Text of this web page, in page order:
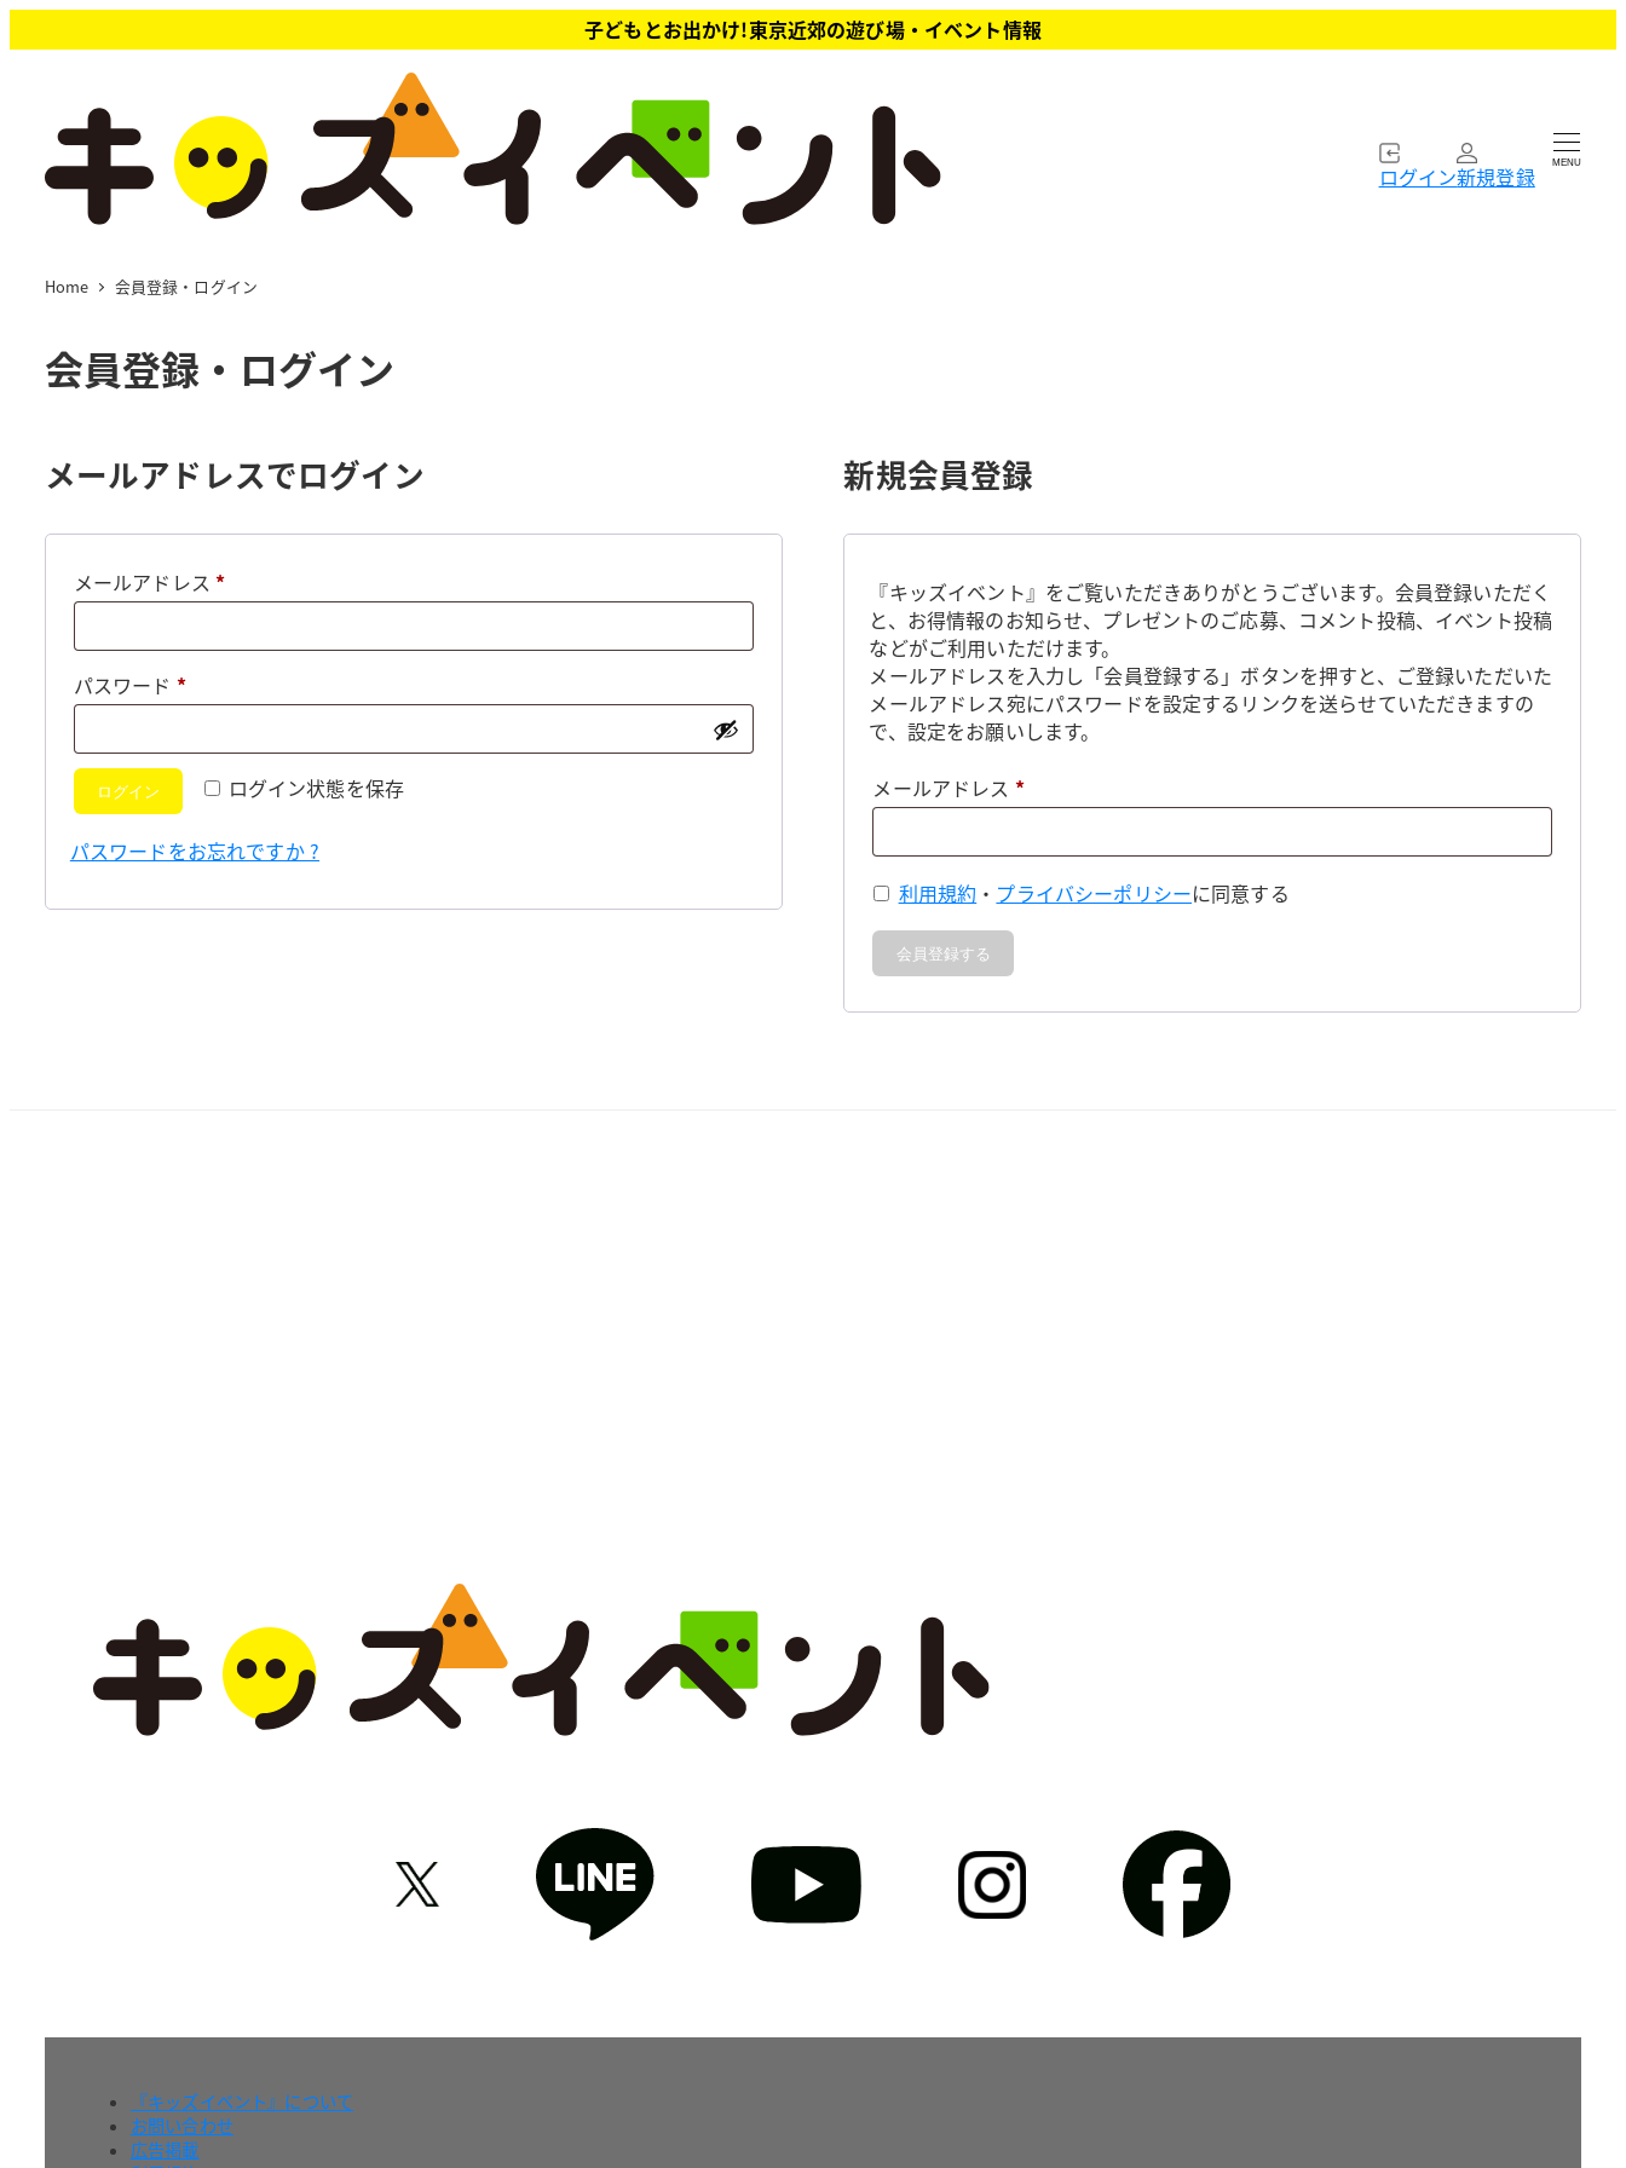
イ
子どもとお出かけ!東京近郊の遊び場・イベント情報
ログイン新規登録 MENU
Home 会員登録・ログイン
会員登録・ログイン
メールアドレスでログイン
メールアドレス *必
パスワード *必
ログイン状態を保存
ログイン
パスワードをお忘れですか ?
新規会員登録
『キッズイベント』をご覧いただきありがとうございます。会員登録いただく
と、お得情報のお知らせ、プレゼントのご応募、コメント投稿、イベント投稿
などがご利用いただけます。
メールアドレスを入力し「会員登録する」ボタンを押すと、ご登録いただいた
メールアドレス宛にパスワードを設定するリンクを送らせていただきますの
で、設定をお願いします。
メールアドレス *必
利用規約 ・ プライバシーポリシーに同意する
会員登録する
『キッズイベント』について
お問い合わせ
広告掲載